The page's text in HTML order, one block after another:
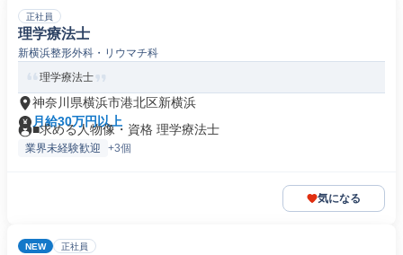
正社員
理学療法士
新横浜整形外科・リウマチ科
理学療法士
神奈川県横浜市港北区新横浜
月給30万円以上
■求める人物像・資格 理学療法士
業界未経験歓迎 +3個
気になる
NEW 正社員